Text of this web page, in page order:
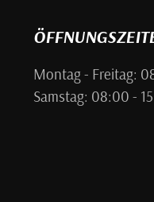
Montag - Freitag:
Samstag: 08:00 -